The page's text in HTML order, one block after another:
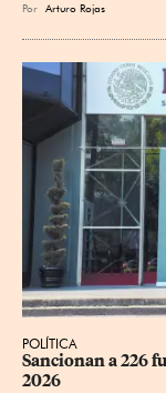
Por Arturo Rojas
POLÍTICA
Sancionan a 226
2026